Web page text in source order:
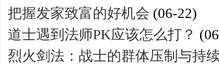
把握发家致富的好机会 (06-22)
道士遇到法师PK应该怎么打？
烈火剑法：战士的群体压制与持